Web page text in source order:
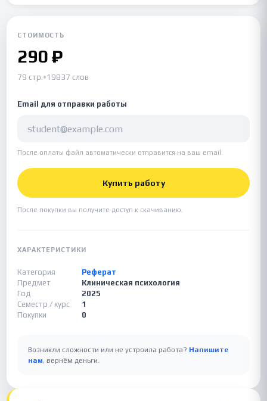
СТОИМОСТЬ
290 ₽
79 стр.•19837 слов
Email для отправки работы
После оплаты файл автоматически отправится на ваш email.
Купить работу
После покупки вы получите доступ к скачиванию.
ХАРАКТЕРИСТИКИ
Категория
Реферат
Предмет
Клиническая психология
Год
2025
Семестр / курс
1
Покупки
0
Возникли сложности или не устроила работа? Напишите
нам, вернём деньги.